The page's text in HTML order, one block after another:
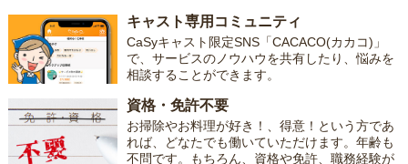
キャスト専用コミュニティ
CaSyキャスト限定SNS「CACACO(カカコ)」
で、サービスのノウハウを共有したり、悩みを
相談することができます。
資格・免許不要
お掃除やお料理が好き！、得意！という方であ
れば、どなたでも働いていただけます。年齢も
不問です。もちろん、資格や免許、職務経験が